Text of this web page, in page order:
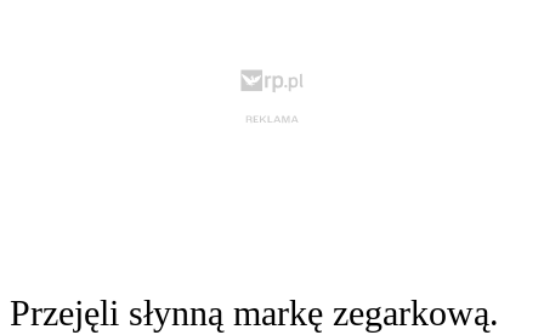
Przejęli słynną markę zegarkową.